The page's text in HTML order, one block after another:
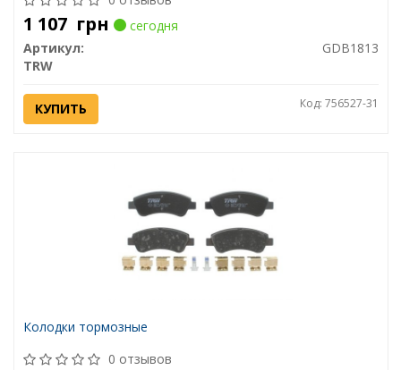
1 107 грн
сегодня
Артикул:
GDB1813
TRW
КУПИТЬ Код: 756527-31
Колодки тормозные
0 отзывов